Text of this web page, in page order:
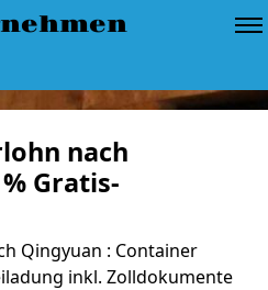
nach
Gratis-
Qingyuan : Container
inkl. Zolldokumente